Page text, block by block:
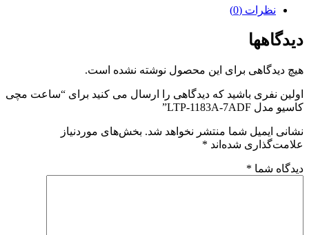
نظرات (0)
دیدگاهها
هیچ دیدگاهی برای این محصول نوشته نشده است.
اولین نفری باشید که دیدگاهی را ارسال می کنید برای “ساعت مچی
کاسیو مدل LTP-1183A-7ADF”
نشانی ایمیل شما منتشر نخواهد شد. بخش‌های موردنیاز
علامت‌گذاری شده‌اند *
دیدگاه شما *